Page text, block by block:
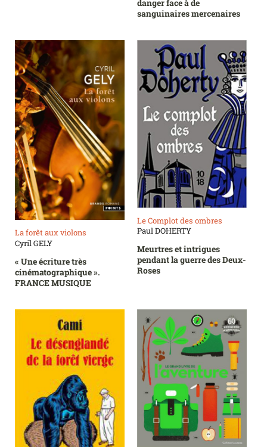
danger face à de
sanguinaires mercenaires
La forêt aux violons
Cyril GELY
« Une écriture très
cinématographique ».
FRANCE MUSIQUE
Le Complot des ombres
Paul DOHERTY
Meurtres et intrigues
pendant la guerre des Deux-
Roses